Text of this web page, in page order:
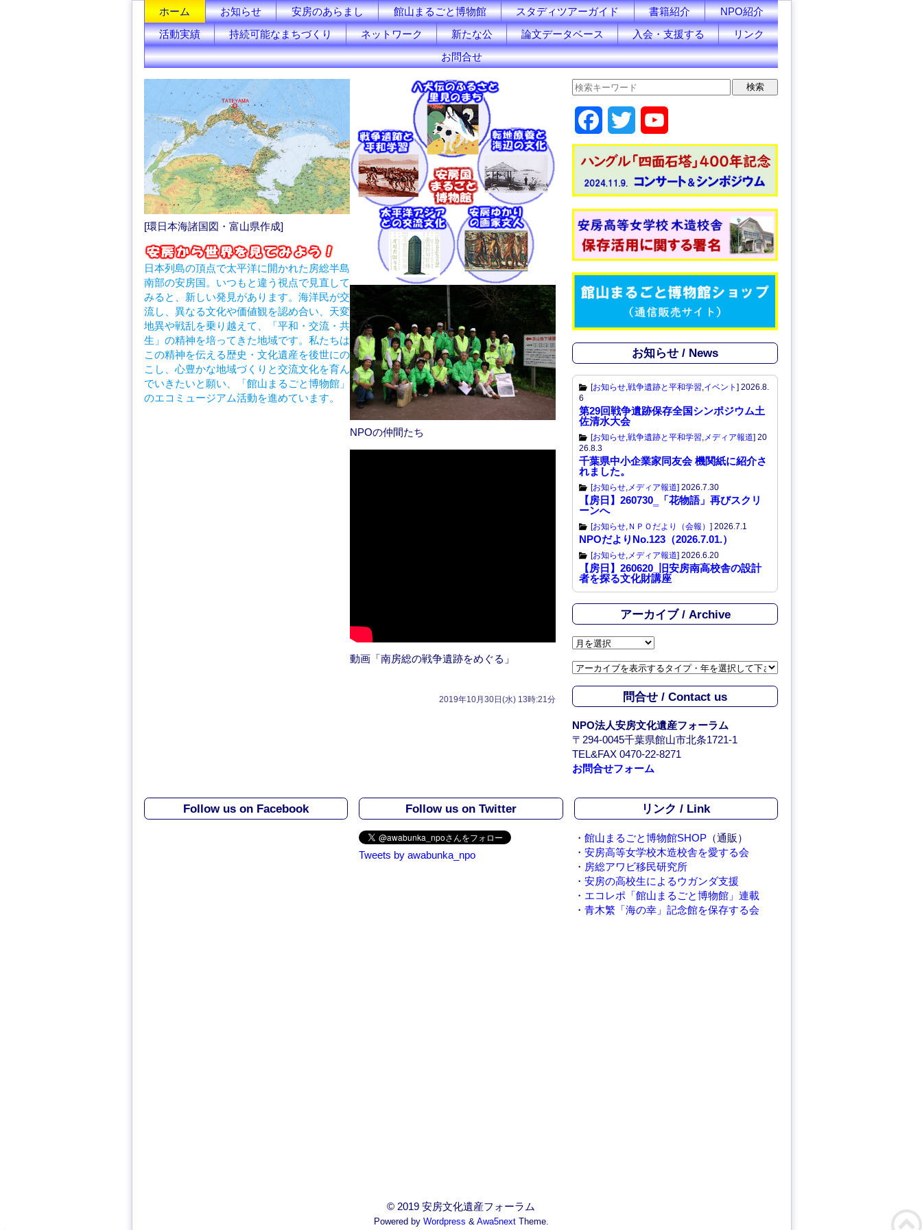
ホーム お知らせ 安房のあらまし 館山まるごと博物館 スタディツアーガイド 書籍紹介
NPO紹介
活動実績
持続可能なまちづくり ネットワーク 新たな公 論文データベース 入会・支援する
リンク
お問合せ
[環日本海諸国図・富山県作成]
日本列島の頂点で太平洋に開かれた房総半島
南部の安房国。いつもと違う視点で見直して
みると、新しい発見があります。海洋民が交
流し、異なる文化や価値観を認め合い、天変
地異や戦乱を乗り越えて、「平和・交流・共
生」の精神を培ってきた地域です。私たちは
この精神を伝える歴史・文化遺産を後世にの
こし、心豊かな地域づくりと交流文化を育ん
でいきたいと願い、「館山まるごと博物館」
のエコミュージアム活動を進めています。
NPOの仲間たち
動画「南房総の戦争遺跡をめぐる」
2019年10月30日(水) 13時:21分
a
b
o
o
w
i
t
e
o
u
b
e
C
a
n
お知らせ / News
[お知らせ,戦争遺跡と平和学習,イベント ] 2026.8.
6
第29回戦争遺跡保存全国シンポジウム土
佐清水大会
[お知らせ,戦争遺跡と平和学習,メディア報道] 20
26.8.3
千葉県中小企業家同友会 機関紙に紹介さ
れました。
[お知らせ,メディア報道] 2026.7.30
【房日】260730‗「花物語」再びスクリ
ーンへ
[お知らせ,ＮＰＯだより（会報） ] 2026.7.1
NPOだよりNo.123（2026.7.01.）
[お知らせ,メディア報道] 2026.6.20
【房日】260620_旧安房南高校舎の設計
者を探る文化財講座
アーカイブ / Archive
ア
カ
イ
ブ
A
r
c
h
v
e
問合せ / Contact us
NPO法人安房文化遺産フォーラム
〒294-0045千葉県館山市北条1721-1
TEL&FAX 0470-22-8271
お問合せフォーム
Follow us on Facebook Follow us on Twitter
Tweets by awabunka_npo
リンク / Link
・ 館山まるごと博物館SHOP（通販）
・ 安房高等女学校木造校舎を愛する会
・ 房総アワビ移民研究所
・ 安房の高校生によるウガンダ支援
・ エコレポ「館山まるごと博物館」連載
・ 青木繁「海の幸」記念館を保存する会
© 2019 安房文化遺産フォーラム
Powered by Wordpress & Awa5nextTheme.